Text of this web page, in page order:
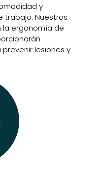
y
trabajo. Nuestros
la ergonomía de
lesiones y